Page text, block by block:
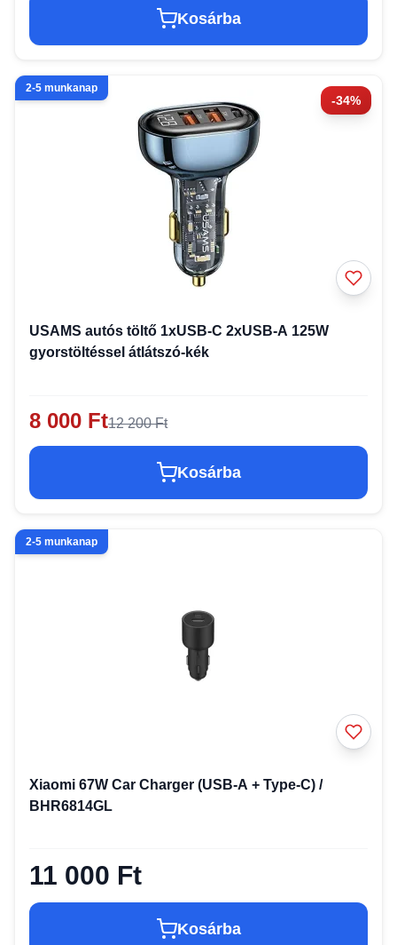
Kosárba
-34%
2-5 munkanap
USAMS autós töltő 1xUSB-C 2xUSB-A 125W
gyorstöltéssel átlátszó-kék
8 000 Ft12 200 Ft
Kosárba
2-5 munkanap
Xiaomi 67W Car Charger (USB-A + Type-C) /
BHR6814GL
11 000 Ft
Kosárba